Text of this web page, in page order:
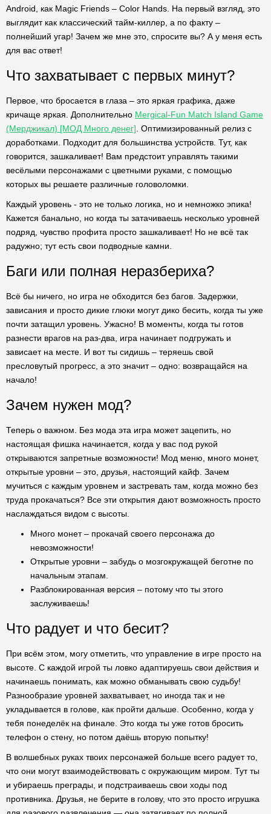
Android, как Magic Friends – Color Hands. На первый взгляд, это
выглядит как классический тайм-киллер, а по факту –
полнейший угар! Зачем же мне это, спросите вы? А у меня есть
для вас ответ!
Что захватывает с первых минут?
Первое, что бросается в глаза – это яркая графика, даже
кричаще яркая. Дополнительно Mergical-Fun Match Island Game
(Мерджикал) [МОД Много денег] . Оптимизированный релиз с
доработками. Подходит для большинства устройств. Тут, как
говорится, зашкаливает! Вам предстоит управлять такими
весёлыми персонажами с цветными руками, с помощью
которых вы решаете различные головоломки.
Каждый уровень - это не только логика, но и немножко эпика!
Кажется банально, но когда ты затачиваешь несколько уровней
подряд, чувство профита просто зашкаливает! Но не всё так
радужно; тут есть свои подводные камни.
Баги или полная неразбериха?
Всё бы ничего, но игра не обходится без багов. Задержки,
зависания и просто дикие глюки могут дико бесить, когда ты уже
почти затащил уровень. Ужасно! В моменты, когда ты готов
разнести врагов на раз-два, игра начинает подгружать и
зависает на месте. И вот ты сидишь – теряешь свой
пресловутый прогресс, а это значит – одно: возвращайся на
начало!
Зачем нужен мод?
Теперь о важном. Без мода эта игра может зацепить, но
настоящая фишка начинается, когда у вас под рукой
открываются запретные возможности! Мод меню, много монет,
открытые уровни – это, друзья, настоящий кайф. Зачем
мучиться с каждым уровнем и застревать там, когда можно без
труда прокачаться? Все эти открытия дают возможность просто
наслаждаться видом с высоты.
Много монет – прокачай своего персонажа до
невозможности!
Открытые уровни – забудь о мозгокружащей беготне по
начальным этапам.
Разблокированная версия – потому что ты этого
заслуживаешь!
Что радует и что бесит?
При всём этом, могу отметить, что управление в игре просто на
высоте. С каждой игрой ты ловко адаптируешь свои действия и
начинаешь понимать, как можно обманывать свою судьбу!
Разнообразие уровней захватывает, но иногда так и не
укладывается в голове, как пройти дальше. Особенно, когда у
тебя понеделёк на финале. Это когда ты уже готов бросить
телефон о стену, но потом даёшь вторую попытку!
В волшебных руках твоих персонажей больше всего радует то,
что они могут взаимодействовать с окружающим миром. Тут ты
и убираешь преграды, и подстраиваешь свои ходы под
противника. Друзья, не берите в голову, что это просто игрушка